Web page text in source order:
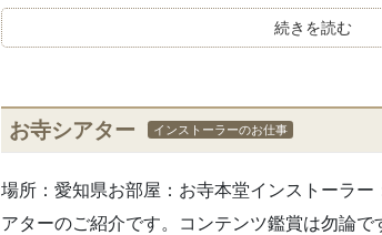
続きを読む
お寺シアター インストーラーのお仕事
場所：愛知県お部屋：お寺本堂インストーラ
アターのご紹介です。コンテンツ鑑賞は勿論